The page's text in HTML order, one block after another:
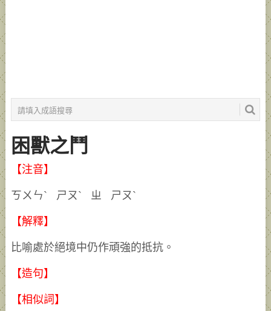
困獸之鬥
【注音】
ㄎㄨㄣˋ ㄕㄡˋ ㄓ ㄕㄡˋ
【解釋】
比喻處於絕境中仍作頑強的抵抗。
【造句】
【相似詞】